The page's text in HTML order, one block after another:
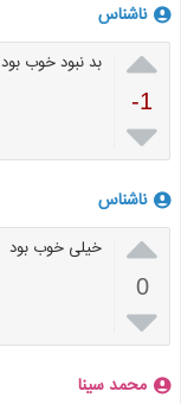
ناشناس

-1

بد نبود خوب
ناشناس

0

خیلی خوب بود
محمد سینا